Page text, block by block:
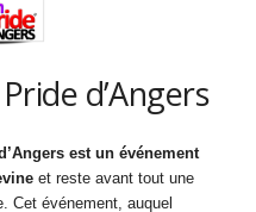
d’Angers
est un événement
et reste avant tout une
Cet événement, auquel